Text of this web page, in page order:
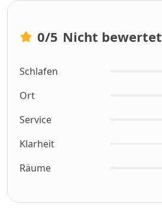
0/5 Nicht bewertet
Schlafen
Ort
Service
Klarheit
Räume